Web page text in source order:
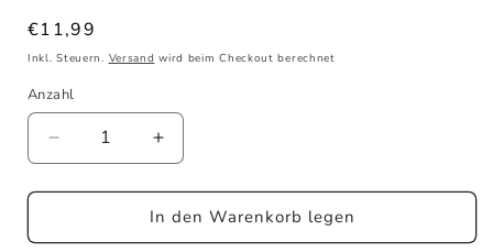
Normaler
Preis
€11,99
Inkl. Steuern. Versand wird beim Checkout berechnet
Anzahl
Verringere
die
Menge
Teichners
Erhöhe
die
Menge
für
Teichners
In den Warenkorb legen